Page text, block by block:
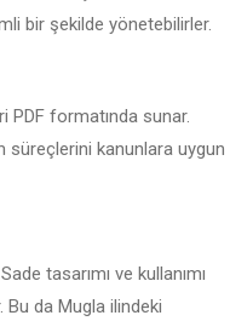
bir şekilde yönetebilirler.
PDF formatında sunar.
süreçlerini kanunlara uygun
tasarımı ve kullanımı
Bu da Mugla ilindeki